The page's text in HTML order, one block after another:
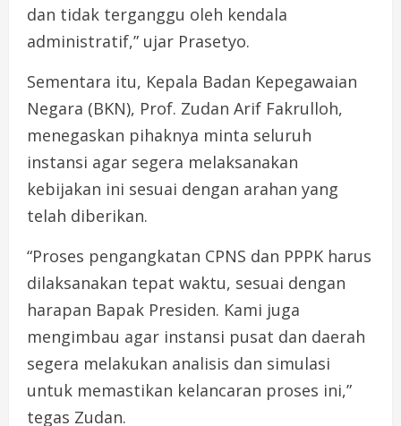
dan tidak terganggu oleh kendala
administratif,” ujar Prasetyo.
Sementara itu, Kepala Badan Kepegawaian
Negara (BKN), Prof. Zudan Arif Fakrulloh,
menegaskan pihaknya minta seluruh
instansi agar segera melaksanakan
kebijakan ini sesuai dengan arahan yang
telah diberikan.
“Proses pengangkatan CPNS dan PPPK harus
dilaksanakan tepat waktu, sesuai dengan
harapan Bapak Presiden. Kami juga
mengimbau agar instansi pusat dan daerah
segera melakukan analisis dan simulasi
untuk memastikan kelancaran proses ini,”
tegas Zudan.